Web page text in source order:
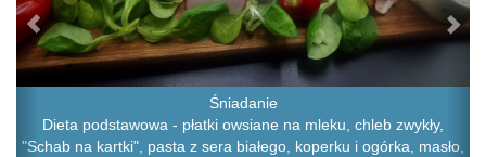
Śniadanie
Dieta podstawowa - płatki owsiane na mleku, chleb zwykły,
"Schab na kartki", pasta z sera białego, koperku i ogórka, masło,